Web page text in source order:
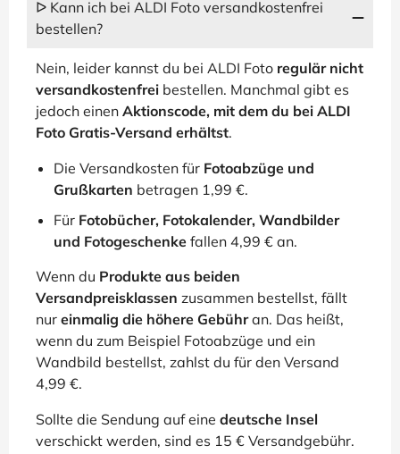
ᐅ Kann ich bei ALDI Foto versandkostenfrei
bestellen?
Nein, leider kannst du bei ALDI Foto regulär nicht
versandkostenfrei bestellen. Manchmal gibt es
jedoch einen Aktionscode, mit dem du bei ALDI
Foto Gratis-Versand erhältst.
Die Versandkosten für Fotoabzüge und
Grußkarten betragen 1,99 €.
Für Fotobücher, Fotokalender, Wandbilder
und Fotogeschenke fallen 4,99 € an.
Wenn du Produkte aus beiden
Versandpreisklassen zusammen bestellst, fällt
nur einmalig die höhere Gebühran. Das heißt,
wenn du zum Beispiel Fotoabzüge und ein
Wandbild bestellst, zahlst du für den Versand
4,99 €.
Sollte die Sendung auf eine deutsche Insel
verschickt werden, sind es 15 € Versandgebühr.